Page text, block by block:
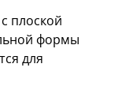
плоской
формы
для